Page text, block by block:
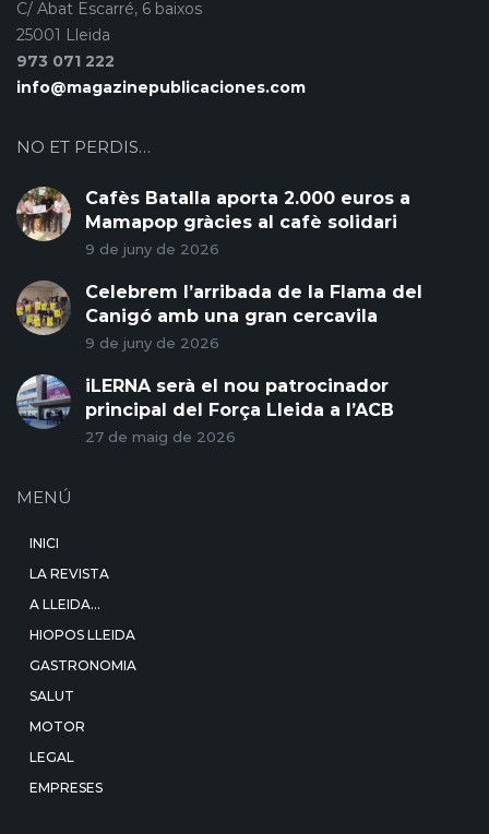
C/ Abat Escarré, 6 baixos
25001 Lleida
973 071 222
info@magazinepublicaciones.com
NO ET PERDIS…
Cafès Batalla aporta 2.000 euros a
Mamapop gràcies al cafè solidari
9 de juny de 2026
Celebrem l’arribada de la Flama del
Canigó amb una gran cercavila
9 de juny de 2026
iLERNA serà el nou patrocinador
principal del Força Lleida a l’ACB
27 de maig de 2026
MENÚ
INICI
LA REVISTA
A LLEIDA…
HIOPOS LLEIDA
GASTRONOMIA
SALUT
MOTOR
LEGAL
EMPRESES